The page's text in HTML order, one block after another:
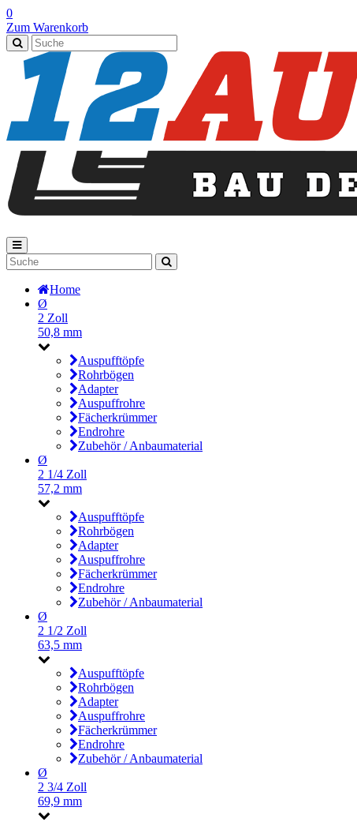
0
Zum Warenkorb
Home
Ø
2 Zoll
50,8 mm
Auspufftöpfe
Rohrbögen
Adapter
Auspuffrohre
Fächerkrümmer
Endrohre
Zubehör / Anbaumaterial
Ø
2 1/4 Zoll
57,2 mm
Auspufftöpfe
Rohrbögen
Adapter
Auspuffrohre
Fächerkrümmer
Endrohre
Zubehör / Anbaumaterial
Ø
2 1/2 Zoll
63,5 mm
Auspufftöpfe
Rohrbögen
Adapter
Auspuffrohre
Fächerkrümmer
Endrohre
Zubehör / Anbaumaterial
Ø
2 3/4 Zoll
69,9 mm